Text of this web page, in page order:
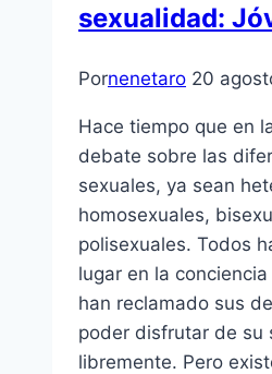
sexualidad:
Pornenetaro 20
Hace tiempo que en
debate sobre las
sexuales, ya sean
homosexuales,
polisexuales. Todos
lugar en la
han reclamado sus
poder disfrutar de su
libremente. Pero